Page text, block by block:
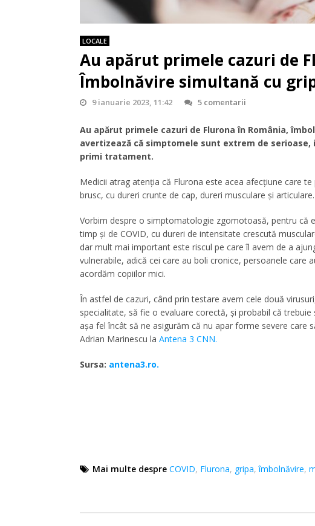
LOCALE
Au apărut primele cazuri de
Îmbolnăvire simultană cu
9 ianuarie 2023, 11:42 5 comentarii
Au apărut primele cazuri de Flurona în România,
avertizează că simptomele sunt extrem de
primi tratament.
Medicii atrag atenția că Flurona este acea afecțiune care
brusc, cu dureri crunte de cap, dureri musculare și articulare.
Vorbim despre o simptomatologie zgomotoasă, pentru că
timp și de COVID, cu dureri de intensitate crescută
dar mult mai important este riscul pe care îl avem de a
vulnerabile, adică cei care au boli cronice, persoanele
acordăm copiilor mici.
În astfel de cazuri, când prin testare avem cele două
specialitate, să fie o evaluare corectă, și probabil că
așa fel încât să ne asigurăm că nu apar forme severe care
Adrian Marinescu la Antena 3 CNN.
Sursa: antena3.ro.
Mai multe despre COVID, Flurona, gripa,îmbolnăvire,